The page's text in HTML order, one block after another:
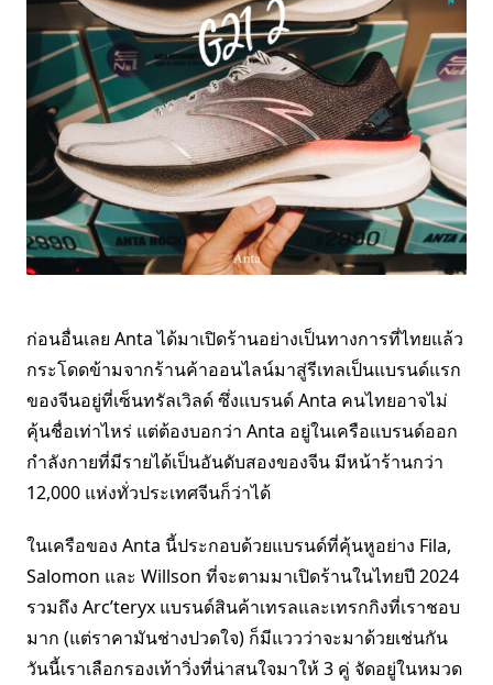
ก่อนอื่นเลย Anta ได้มาเปิดร้านอย่างเป็นทางการที่ไทยแล้ว
กระโดดข้ามจากร้านค้าออนไลน์มาสู่รีเทลเป็นแบรนด์แรก
ของจีนอยู่ที่เซ็นทรัลเวิลด์ ซึ่งแบรนด์ Anta คนไทยอาจไม่
คุ้นชื่อเท่าไหร่ แต่ต้องบอกว่า Anta อยู่ในเครือแบรนด์ออก
กำลังกายที่มีรายได้เป็นอันดับสองของจีน มีหน้าร้านกว่า
12,000 แห่งทั่วประเทศจีนก็ว่าได้
ในเครือของ Anta นี้ประกอบด้วยแบรนด์ที่คุ้นหูอย่าง Fila,
Salomon และ Willson ที่จะตามมาเปิดร้านในไทยปี 2024
รวมถึง Arc’teryx แบรนด์สินค้าเทรลและเทรกกิงที่เราชอบ
มาก (แต่ราคามันช่างปวดใจ) ก็มีแววว่าจะมาด้วยเช่นกัน
วันนี้เราเลือกรองเท้าวิ่งที่น่าสนใจมาให้ 3 คู่ จัดอยู่ในหมวด